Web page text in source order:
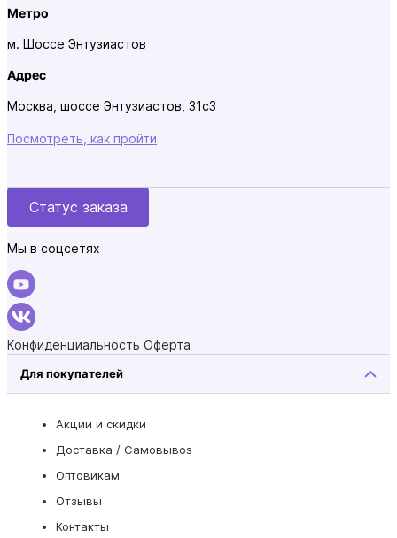
Метро
м. Шоссе Энтузиастов
Адрес
Москва, шоссе Энтузиастов, 31с3
Посмотреть, как пройти
Статус заказа
Мы в соцсетях
Конфиденциальность Оферта
Для покупателей
Акции и скидки
Доставка / Самовывоз
Оптовикам
Отзывы
Контакты